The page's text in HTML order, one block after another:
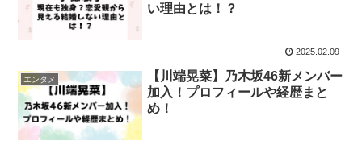
い理由とは！？
2025.02.09
エンタメ
【川端晃菜】乃木坂46新メンバー
加入！プロフィールや経歴まと
め！